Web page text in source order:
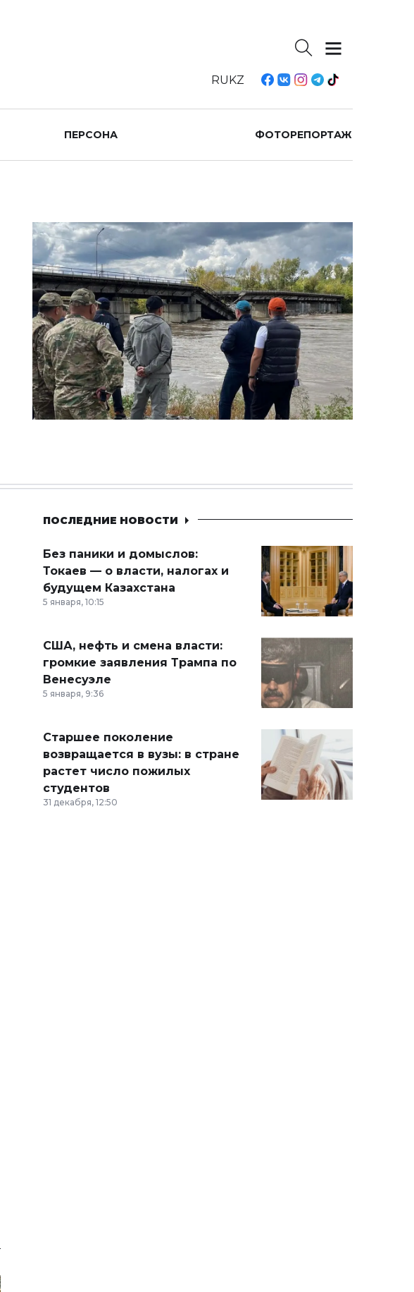
RUKZ
ПЕРСОНА ФОТОРЕПОРТАЖ
ПОСЛЕДНИЕ НОВОСТИ
Без паники и домыслов:
Токаев — о власти, налогах и
будущем Казахстана
5 января, 10:15
США, нефть и смена власти:
громкие заявления Трампа по
Венесуэле
5 января, 9:36
Старшее поколение
возвращается в вузы: в стране
растет число пожилых
студентов
31 декабря, 12:50